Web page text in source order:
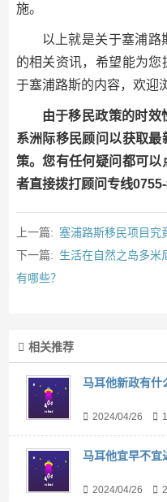
施。
以上就是关于塞浦路
的相关资讯，希望能为
于塞浦路斯的内容，欢迎
由于移民政策的时效
系洲际移民顾问以获取
策。您有任何疑问都可
者直接拨打顾问专线0755-
上一篇: 塞浦路斯移民项目究
下一篇: 生活在自然之岛多米
有哪些？
相关推荐
马耳他新政有什
2024/04/26
马耳他宜早不宜
2024/04/26